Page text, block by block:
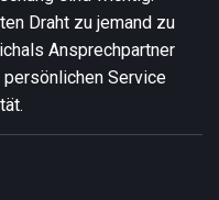
Draht zu jemand zu
als Ansprechpartner
Service